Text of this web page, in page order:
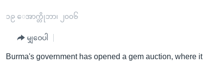
များ
နိုင်ငံတကာ
ရပ်ဝန်းတခု လမ်းတခု အလွန်
၁၉ ေအာက္တိုဘာ၊ ၂၀၀၆
မျှဝေပါ
Burma's government has opened a gem auction, where it